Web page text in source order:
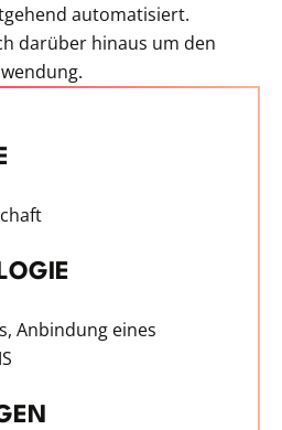
automatisiert.
darüber hinaus um den
Anbindung eines